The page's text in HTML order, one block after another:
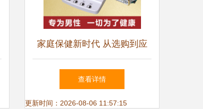
家庭保健新时代 从选购到应
用，打造您的私人健康守护站
查看详情
更新时间：2026-08-06 11:57:15